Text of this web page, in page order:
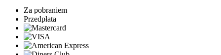
Za pobraniem
Przedpłata